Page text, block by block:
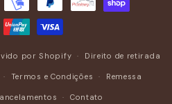
por Shopify Direito de retirada
Termos e Condições Remessa
Contato